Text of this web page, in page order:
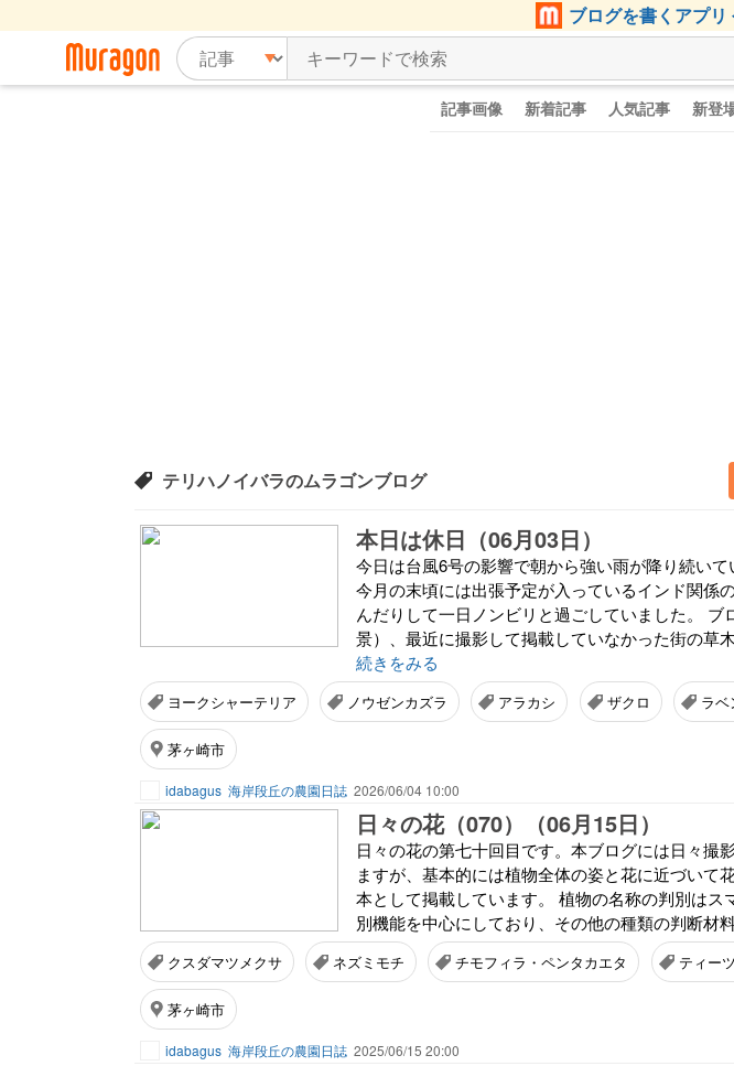
ブログを書くアプリ
記事画像 新着記事 人気記事 新登
テリハノイバラのムラゴンブログ
本日は休日（06月03日）
今日は台風6号の影響で朝から強い雨が降り続いて
今月の末頃には出張予定が入っているインド関係
んだりして一日ノンビリと過ごしていました。 ブ
景）、最近に撮影して掲載していなかった街の草
続きをみる
ヨークシャーテリア ノウゼンカズラ アラカシ ザクロ ラベ
茅ヶ崎市
idabagus 海岸段丘の農園日誌 2026/06/04 10:00
日々の花（070）（06月15日）
日々の花の第七十回目です。本ブログには日々撮
ますが、基本的には植物全体の姿と花に近づいて
本として掲載しています。 植物の名称の判別はス
別機能を中心にしており、その他の種類の判断材
クスダマツメクサ ネズミモチ チモフィラ・ペンタカエタ ティー
茅ヶ崎市
idabagus 海岸段丘の農園日誌 2025/06/15 20:00